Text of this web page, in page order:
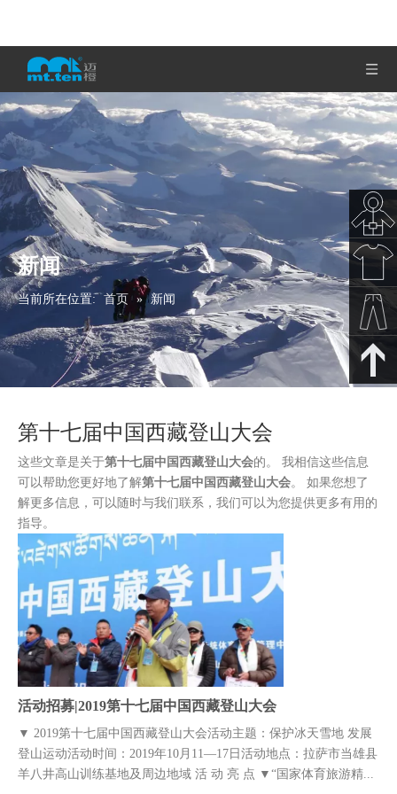
新闻
当前所在位置: 首页 » 新闻
第十七届中国西藏登山大会
这些文章是关于第十七届中国西藏登山大会的。 我相信这些信息
可以帮助您更好地了解第十七届中国西藏登山大会。 如果您想了
解更多信息，可以随时与我们联系，我们可以为您提供更多有用的
指导。
活动招募|2019第十七届中国西藏登山大会
▼ 2019第十七届中国西藏登山大会活动主题：保护冰天雪地 发展
登山运动活动时间：2019年10月11—17日活动地点：拉萨市当雄县
羊八井高山训练基地及周边地域 活 动 亮 点 ▼“国家体育旅游精...
秋冬新
春夏新
款
裤子下